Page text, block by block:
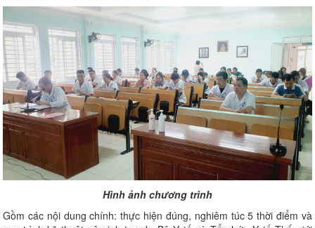
Hình ảnh chương trình
Gồm các nội dung chính: thực hiện đúng, nghiêm túc 5 thời điểm và